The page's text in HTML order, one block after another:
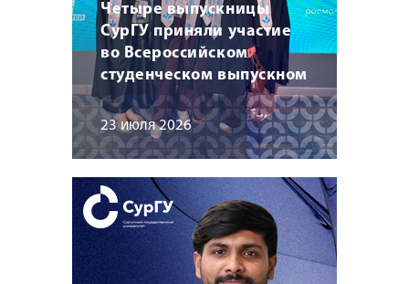
Четыре выпускницы
СурГУ приняли участие
во Всероссийском
студенческом выпускном
23 июля 2026